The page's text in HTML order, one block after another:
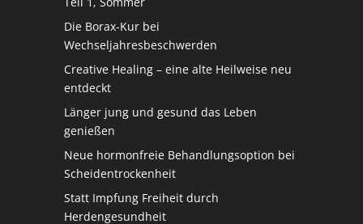
Die Borax-Kur bei
Wechseljahresbeschwerden
Creative Healing – eine alte Heilweise neu
entdeckt
Länger jung und gesund das Leben
genießen
Neue hormonfreie Behandlungsoption bei
Scheidentrockenheit
Statt Impfung Freiheit durch
Herdengesundheit